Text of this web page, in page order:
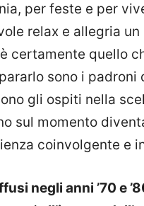
per feste e per
relax e allegria un
certamente quello
sono i padroni
gli ospiti nella
sul momento
coinvolgente e
negli anni ’70 e